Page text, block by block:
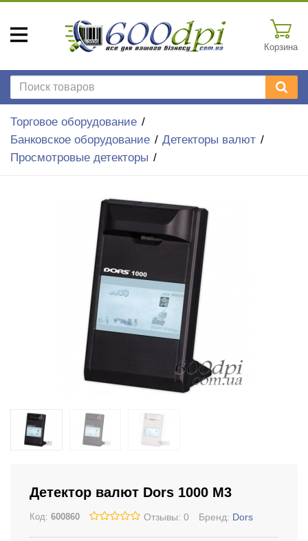
Корзина
Торговое оборудование
Банковское оборудование
Детекторы валют
Просмотровые детекторы
Детектор валют Dors 1000 M3
Код: 600860 Отзывы: 0 Бренд: Dors